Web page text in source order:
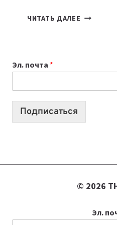
ЧИТАТЬ ДАЛЕЕ КАКОЙ
2026:
10
Эл. почта *
Подписаться
© 2026
Эл.